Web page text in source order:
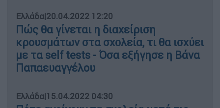
Ελλάδα|20.04.2022 12:20
Πώς θα γίνεται η διαχείριση
κρουσμάτων στα σχολεία, τι θα ισχύει
με τα self tests - Όσα εξήγησε η Βάνα
Παπαευαγγέλου
Ελλάδα|15.04.2022 04:30